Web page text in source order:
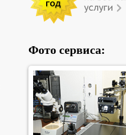
Фото сервиса: